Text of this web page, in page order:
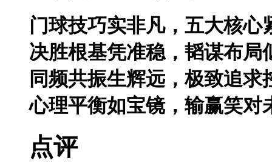
门球技巧实非凡，五大核心
决胜根基凭准稳，韬谋布局
同频共振生辉远，极致追求
心理平衡如宝镜，输赢笑对
点评